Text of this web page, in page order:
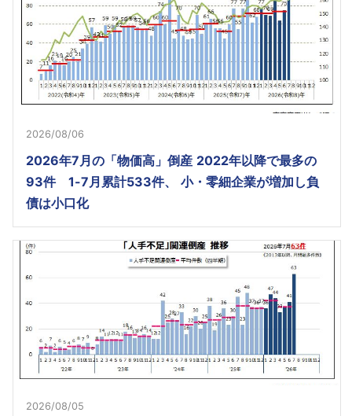
2026/08/06
2026年7月の「物価高」倒産 2022年以降で最多の
93件 1-7月累計533件、 小・零細企業が増加し負
債は小口化
2026/08/05